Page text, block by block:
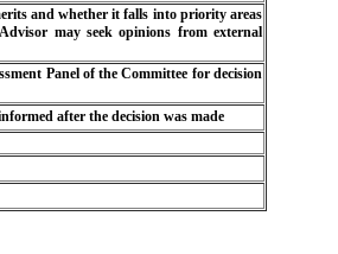
and whether it falls into priority areas
may seek opinions from external
Panel of the Committee for decision
after the decision was made